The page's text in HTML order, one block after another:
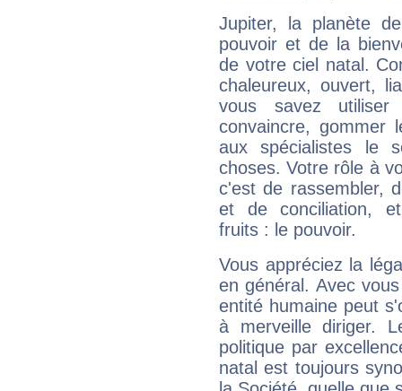
Jupiter, la planète
pouvoir et de la
de votre ciel natal.
chaleureux, ouvert,
vous savez
convaincre, gommer
aux spécialistes le
choses. Votre rôle à
c'est de rassembler,
et de conciliation,
fruits : le pouvoir.
Vous appréciez la
en général. Avec
entité humaine peut
à merveille diriger.
politique par
natal est toujours